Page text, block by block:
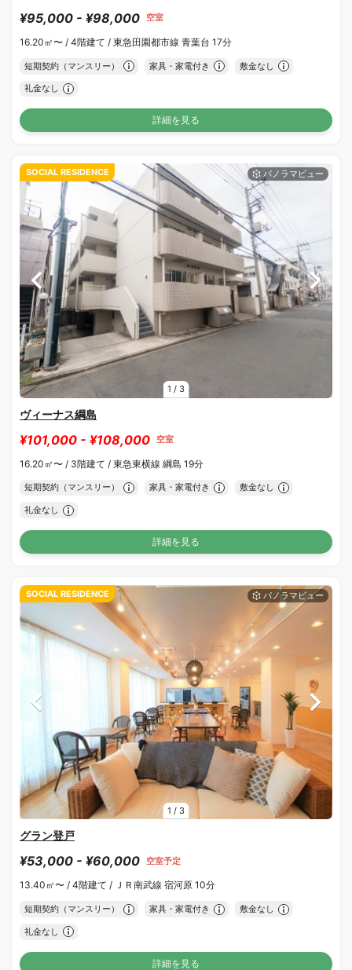
¥95,000 - ¥98,000 空室
16.20㎡〜 / 4階建て / 東急田園都市線 青葉台 17分
短期契約（マンスリー） 家具・家電付き 敷金なし
礼金なし
詳細を見る
1 / 3
SOCIAL RESIDENCE
ヴィーナス綱島
¥101,000 - ¥108,000 空室
16.20㎡〜 / 3階建て / 東急東横線 綱島 19分
短期契約（マンスリー） 家具・家電付き 敷金なし
礼金なし
詳細を見る
1 / 3
SOCIAL RESIDENCE
グラン登戸
¥53,000 - ¥60,000 空室予定
13.40㎡〜 / 4階建て / ＪＲ南武線 宿河原 10分
短期契約（マンスリー） 家具・家電付き 敷金なし
礼金なし
詳細を見る